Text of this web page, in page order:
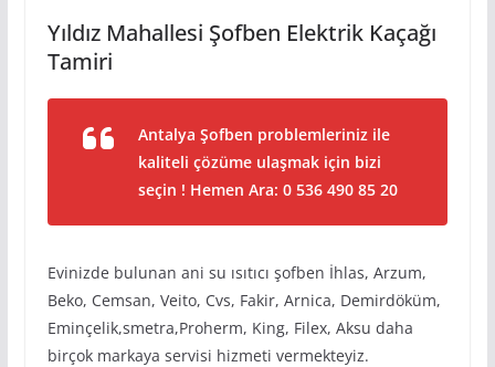
Yıldız Mahallesi Şofben Elektrik Kaçağı
Tamiri
Antalya Şofben problemleriniz ile
kaliteli çözüme ulaşmak için bizi
seçin ! Hemen Ara: 0 536 490 85 20
Evinizde bulunan ani su ısıtıcı şofben İhlas, Arzum,
Beko, Cemsan, Veito, Cvs, Fakir, Arnica, Demirdöküm,
Eminçelik,smetra,Proherm, King, Filex, Aksu daha
birçok markaya servisi hizmeti vermekteyiz.